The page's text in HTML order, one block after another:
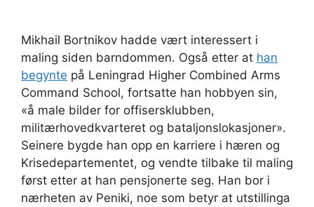
Mikhail Bortnikov hadde vært interessert i
maling siden barndommen. Også etter at han
begynte på Leningrad Higher Combined Arms
Command School, fortsatte han hobbyen sin,
«å male bilder for offisersklubben,
militærhovedkvarteret og bataljonslokasjoner».
Seinere bygde han opp en karriere i hæren og
Krisedepartementet, og vendte tilbake til maling
først etter at han pensjonerte seg. Han bor i
nærheten av Peniki, noe som betyr at utstillinga